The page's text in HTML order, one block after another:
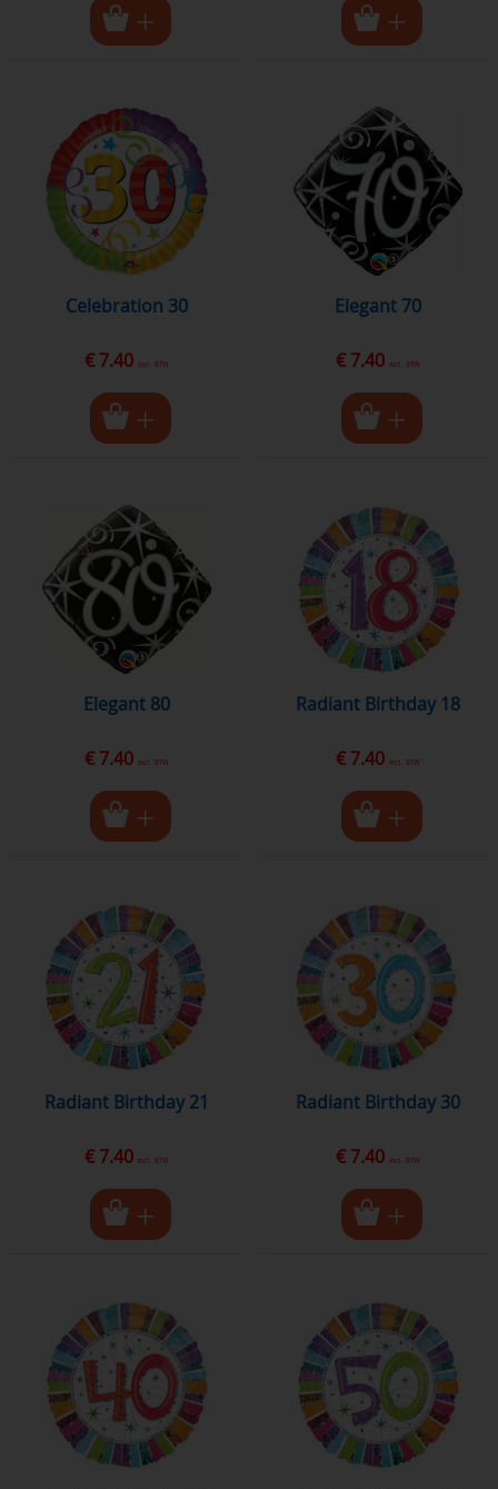
Celebration 30
€ 7.40 excl. BTW
Elegant 70
€ 7.40 excl. BTW
Elegant 80
€ 7.40 excl. BTW
Radiant Birthday 18
€ 7.40 excl. BTW
Radiant Birthday 21
€ 7.40 excl. BTW
Radiant Birthday 30
€ 7.40 excl. BTW